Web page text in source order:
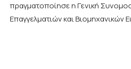
πραγματοποίησε η Γενική
Επαγγελματιών και Βιομηχανικών